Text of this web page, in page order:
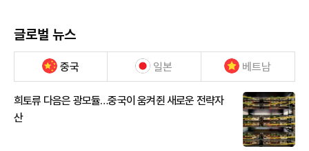
글로벌 뉴스
중국 일본 베트남
희토류 다음은 광모듈…중국이 움켜쥔 새로운 전략자
산